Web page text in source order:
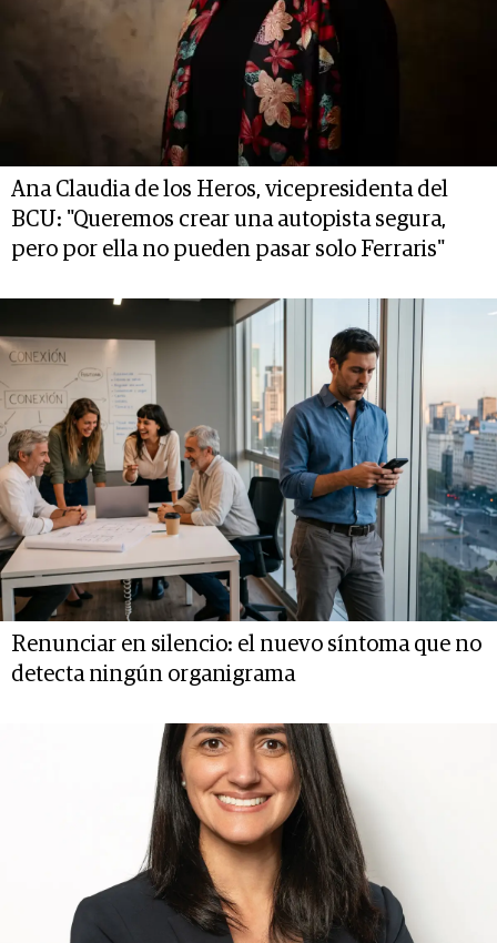
Ana Claudia de los Heros, vicepresidenta del
BCU: "Queremos crear una autopista segura,
pero por ella no pueden pasar solo Ferraris"
Renunciar en silencio: el nuevo síntoma que no
detecta ningún organigrama